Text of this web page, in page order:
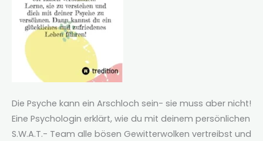
Die Psyche kann ein Arschloch sein- sie muss aber nicht!
Eine Psychologin erklärt, wie du mit deinem persönlichen
S.W.A.T.- Team alle bösen Gewitterwolken vertreibst und